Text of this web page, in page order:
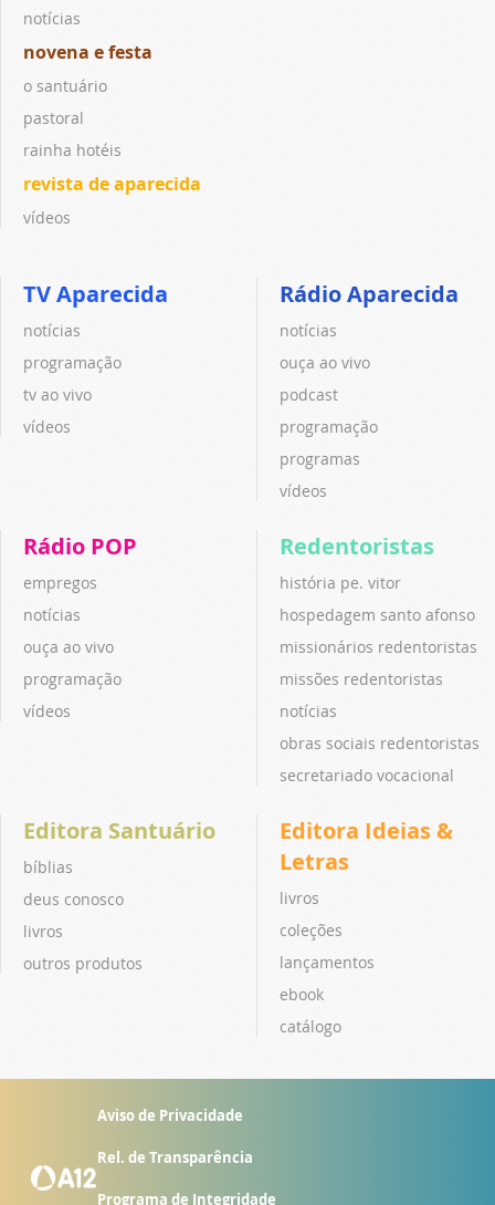
notícias
novena e festa
o santuário
pastoral
rainha hotéis
revista de aparecida
vídeos
TV Aparecida
notícias
programação
tv ao vivo
vídeos
Rádio Aparecida
notícias
ouça ao vivo
podcast
programação
programas
vídeos
Rádio POP
empregos
notícias
ouça ao vivo
programação
vídeos
Redentoristas
história pe. vitor
hospedagem santo afonso
missionários redentoristas
missões redentoristas
notícias
obras sociais redentoristas
secretariado vocacional
Editora Santuário
bíblias
deus conosco
livros
outros produtos
Editora Ideias &
Letras
livros
coleções
lançamentos
ebook
catálogo
Aviso de Privacidade
Rel. de Transparência
Programa de Integridade